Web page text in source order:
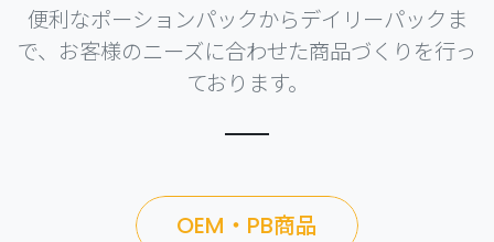
便利なポーションパックからデイリーパックま
で、お客様のニーズに合わせた商品づくりを行っ
ております。
OEM・PB商品